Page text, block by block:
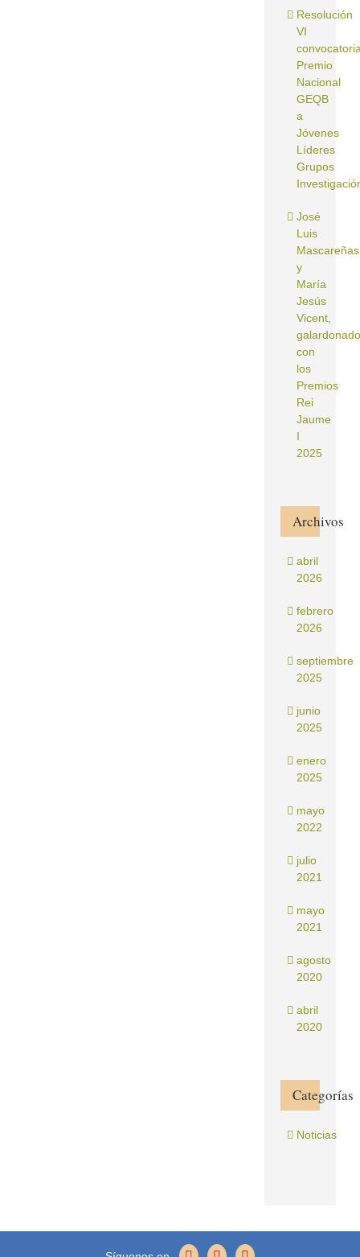
Resolución
VI
Premio
Nacional
GEQB
a
Jóvenes
Líderes
Grupos
José
Luis
Mascareñas
y
María
Jesús
Vicent,
con
los
Premios
Rei
Jaume
I
2025
Archivos
abril
2026
febrero
2026
septiembre
2025
junio
2025
enero
2025
mayo
2022
julio
2021
mayo
2021
agosto
2020
abril
2020
Categorías
Noticias